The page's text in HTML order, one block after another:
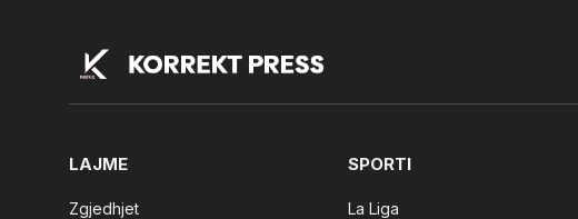
LAJME
Zgjedhjet
SPORTI
La Liga